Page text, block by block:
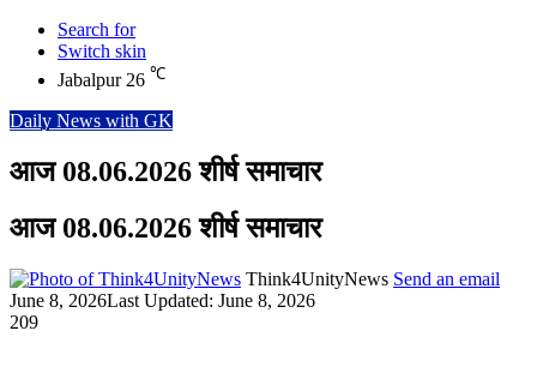
Search for
Switch skin
Jabalpur 26 ℃
Daily News with GK
आज 08.06.2026 शीर्ष समाचार
आज 08.06.2026 शीर्ष समाचार
Think4UnityNews Send an email
June 8, 2026Last Updated: June 8, 2026
209